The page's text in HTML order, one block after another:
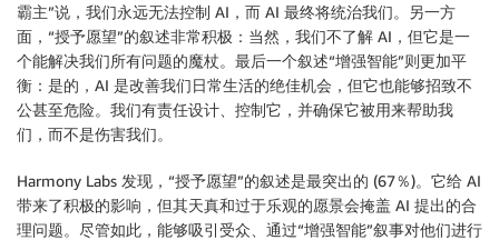
霸主”说，我们永远无法控制 AI，而 AI 最终将统治我们。另一方
面，“授予愿望”的叙述非常积极：当然，我们不了解 AI，但它是一
个能解决我们所有问题的魔杖。最后一个叙述“增强智能”则更加平
衡：是的，AI 是改善我们日常生活的绝佳机会，但它也能够招致不
公甚至危险。我们有责任设计、控制它，并确保它被用来帮助我
们，而不是伤害我们。
Harmony Labs 发现，“授予愿望”的叙述是最突出的 (67％)。它给 AI
带来了积极的影响，但其天真和过于乐观的愿景会掩盖 AI 提出的合
理问题。尽管如此，能够吸引受众、通过“增强智能”叙事对他们进行